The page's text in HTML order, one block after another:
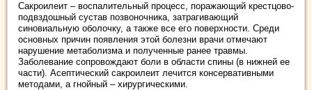
Сакроилеит – воспалительный процесс, поражающий крестцово-
подвздошный сустав позвоночника, затрагивающий
синовиальную оболочку, а также все его поверхности. Среди
основных причин появления этой болезни врачи отмечают
нарушение метаболизма и полученные ранее травмы.
Заболевание сопровождают боли в области спины (в нижней ее
части). Асептический сакроилеит лечится консервативными
методами, а гнойный – хирургическими.